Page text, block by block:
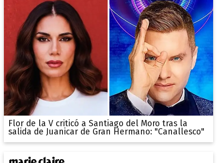
Flor de la V criticó a Santiago del Moro tras la
salida de Juanicar de Gran Hermano: "Canallesco"